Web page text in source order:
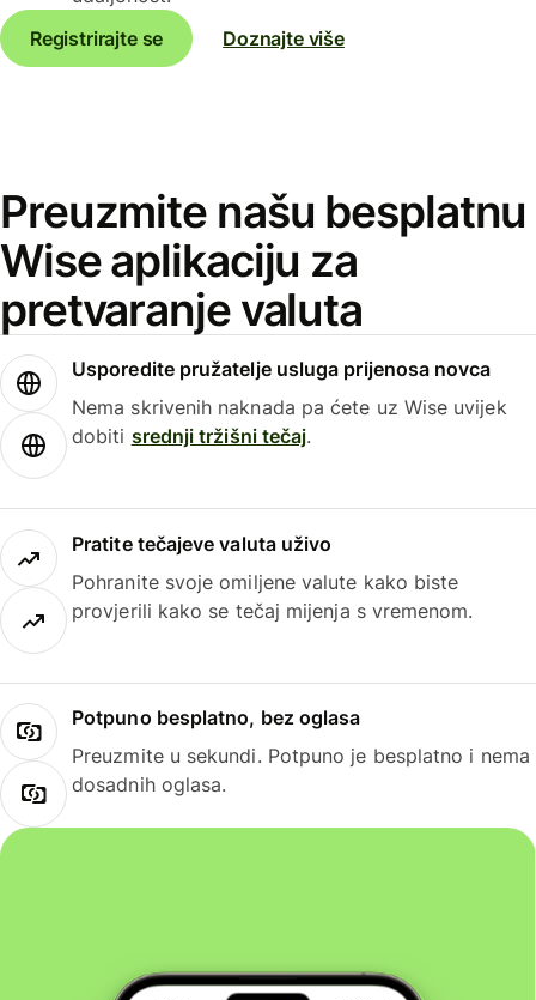
Registrirajte se
Doznajte više
Preuzmite našu besplatnu
Wise aplikaciju za
pretvaranje valuta
Usporedite pružatelje usluga prijenosa novca
Nema skrivenih naknada pa ćete uz Wise uvijek
dobiti srednji tržišni tečaj.
Pratite tečajeve valuta uživo
Pohranite svoje omiljene valute kako biste
provjerili kako se tečaj mijenja s vremenom.
Potpuno besplatno, bez oglasa
Preuzmite u sekundi. Potpuno je besplatno i nema
dosadnih oglasa.